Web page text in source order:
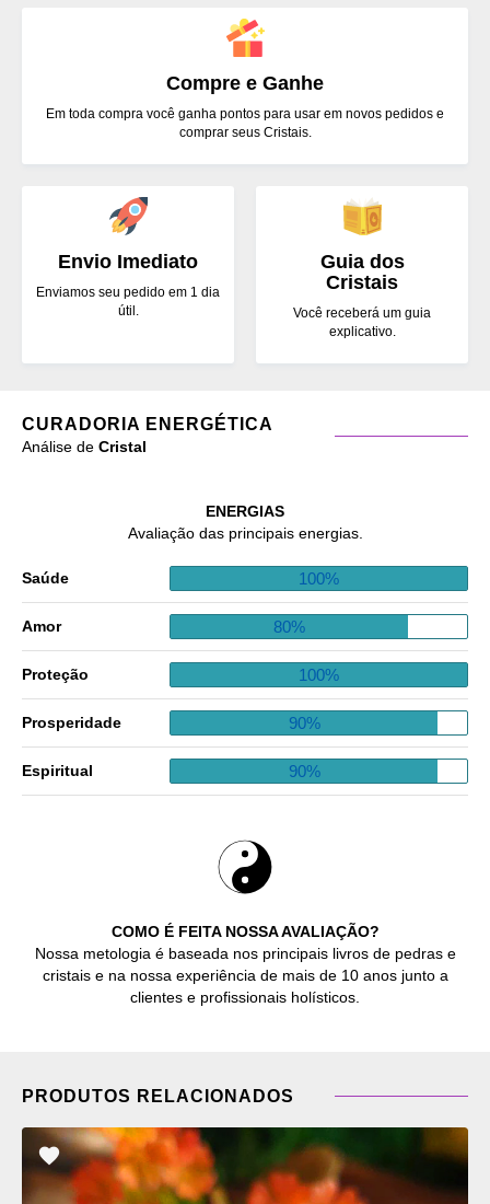
Envio Imediato
Enviamos seu pedido em 1 dia
útil.
Compre e Ganhe
Em toda compra você ganha pontos para usar em novos pedidos e
comprar seus Cristais.
Guia dos
Cristais
Você receberá um guia
explicativo.
CURADORIA ENERGÉTICA
Análise de Cristal
COMO É FEITA NOSSA AVALIAÇÃO?
Nossa metologia é baseada nos principais livros de pedras e
cristais e na nossa experiência de mais de 10 anos junto a
clientes e profissionais holísticos.
ENERGIAS
Avaliação das principais energias.
Saúde 100%
Amor 80%
Proteção 100%
Prosperidade 90%
Espiritual 90%
PRODUTOS RELACIONADOS
ADICIONAR